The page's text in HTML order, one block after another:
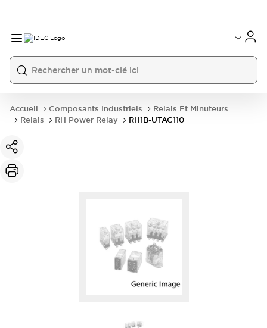
Accueil Composants Industriels
Relais Et Minuteurs
Relais
RH Power Relay RH1B-UTAC110